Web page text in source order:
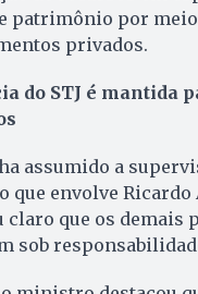
patrimônio por
privados.
do STJ é mantida
assumido a
que envolve Ricardo
claro que os demais
sob